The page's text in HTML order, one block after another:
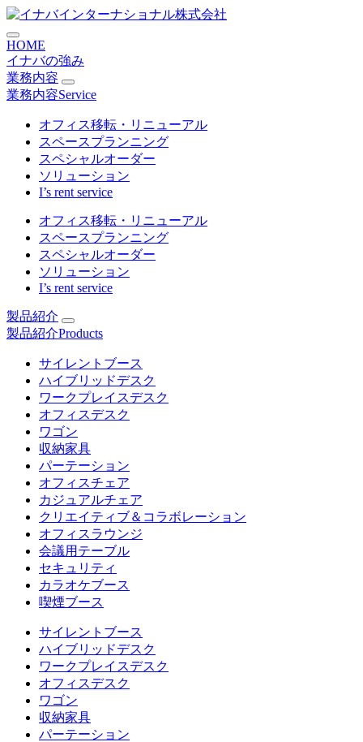
イナバインターナショナルの
コ
ン
テ
ン
ツ
に
HOME
イナバの強み
業務内容
業務内容Service
オフィス移転・リニューアル
スペースプランニング
スペシャルオーダー
ソリューション
I’s rent service
オフィス移転・リニューアル
スペースプランニング
スペシャルオーダー
ソリューション
I’s rent service
製品紹介
製品紹介Products
サイレントブース
ハイブリッドデスク
ワークプレイスデスク
オフィスデスク
ワゴン
収納家具
パーテーション
オフィスチェア
カジュアルチェア
クリエイティブ＆コラボレーション
オフィスラウンジ
会議用テーブル
セキュリティ
カラオケブース
喫煙ブース
サイレントブース
ハイブリッドデスク
ワークプレイスデスク
オフィスデスク
ワゴン
収納家具
パーテーション